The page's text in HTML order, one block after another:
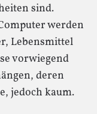
sind.
werden
Lebensmittel
vorwiegend
deren
jedoch kaum.